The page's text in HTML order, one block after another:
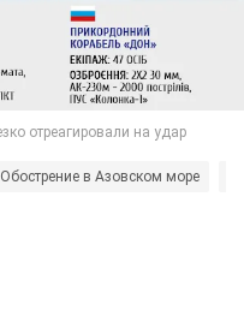
Обострение в Азовском море